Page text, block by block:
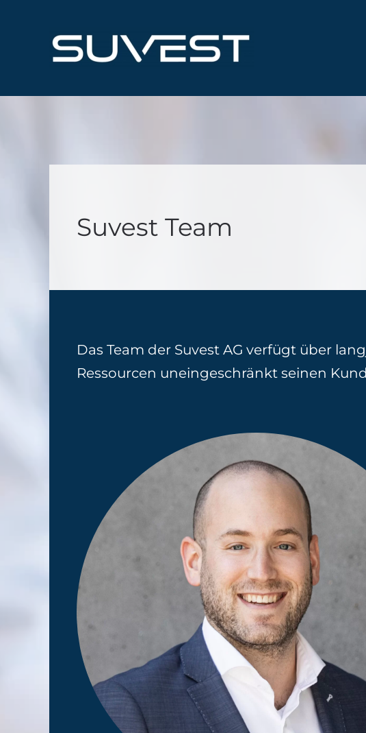
content
Suvest Team
Das Team der Suvest AG verfügt über
Ressourcen uneingeschränkt seinen